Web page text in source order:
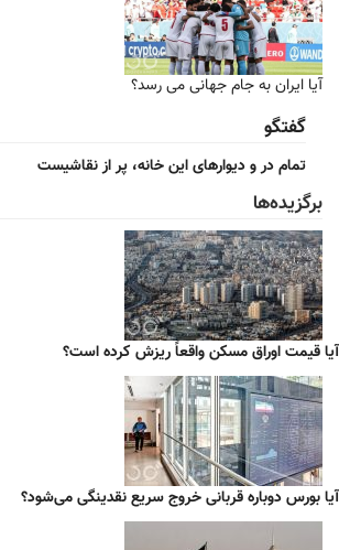
آیا ایران به جام جهانی می رسد؟
گفتگو
تمام در و دیوارهای این خانه، پر از نقاشیست
برگزیده‌ها
آیا قیمت اوراق مسکن واقعاً ریزش کرده است؟
آیا بورس دوباره قربانی خروج سریع نقدینگی می‌شود؟